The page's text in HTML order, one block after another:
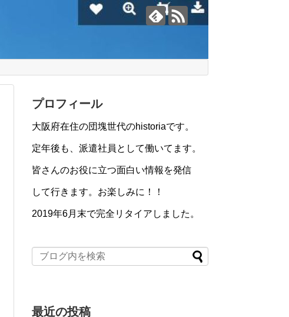
プロフィール
大阪府在住の団塊世代のhistoriaです。
定年後も、派遣社員として働いてます。
皆さんのお役に立つ面白い情報を発信
して行きます。お楽しみに！！
2019年6月末で完全リタイアしました。
最近の投稿